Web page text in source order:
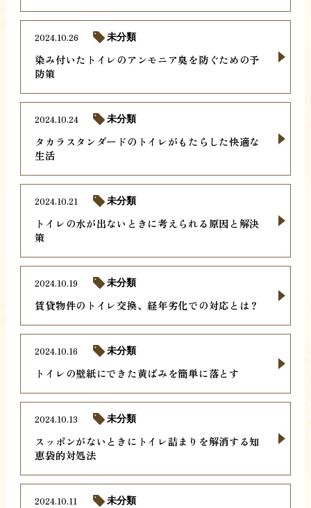
染み付いたトイレのアンモニア臭を防ぐための予
防策
2024.10.26 未分類
タカラスタンダードのトイレがもたらした快適な
生活
2024.10.24 未分類
トイレの水が出ないときに考えられる原因と解決
策
2024.10.21 未分類
賃貸物件のトイレ交換、経年劣化での対応とは？
2024.10.19 未分類
トイレの壁紙にできた黄ばみを簡単に落とす
2024.10.16 未分類
スッポンがないときにトイレ詰まりを解消する知
恵袋的対処法
2024.10.13 未分類
2024.10.11 未分類